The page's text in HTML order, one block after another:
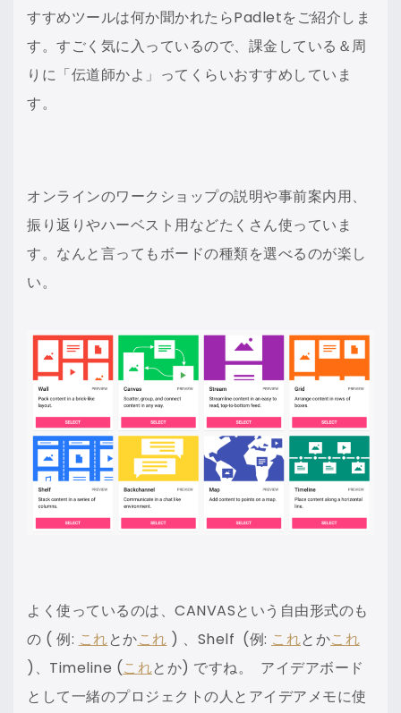
すすめツールは何か聞かれたらPadletをご紹介しま
す。すごく気に入っているので、課金している＆周
りに「伝道師かよ」ってくらいおすすめしていま
す。
オンラインのワークショップの説明や事前案内用、
振り返りやハーベスト用などたくさん使っていま
す。なんと言ってもボードの種類を選べるのが楽し
い。
よく使っているのは、CANVASという自由形式のも
の ( 例: これとかこれ ) 、Shelf (例: これとかこれ
)、Timeline (これとか) ですね。 アイデアボード
として一緒のプロジェクトの人とアイデアメモに使